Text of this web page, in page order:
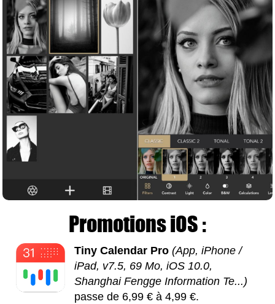
Promotions iOS :
Tiny Calendar Pro (App, iPhone /
iPad, v7.5, 69 Mo, iOS 10.0,
Shanghai Fengge Information Te...)
passe de 6,99 € à 4,99 €.